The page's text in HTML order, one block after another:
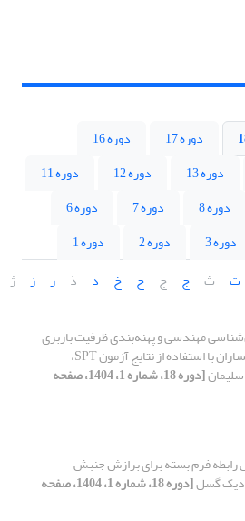
دوره 17
دوره 16
دوره 13 دوره 12
دوره 11
دوره 8 دوره 7
دوره 6
دوره 3 دوره 2
دوره 1
ت ث ج چ ح خ د ذ ر ز ژ
مهندسی و پهنه‌بندی ظرفیت باربری
خاک‌های گچ دار سازند گچساران با استفاده از نتایج آزمون SPT،
[دوره 18، شماره 1، 1404، صفحه
فرم بسته برای برازش جنبش
گسل [دوره 18، شماره 1، 1404، صفحه